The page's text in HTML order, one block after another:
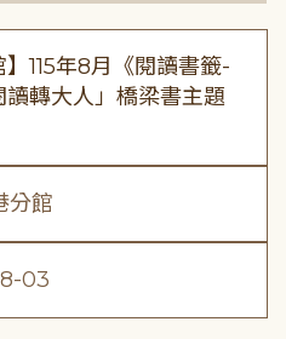
】115年8月《閱讀書籤-
轉大人」橋梁書主題
分館
03